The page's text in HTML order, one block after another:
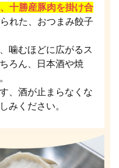
十勝産豚肉を掛け合
れた、おつまみ餃子
噛むほどに広がるス
ろん、日本酒や焼
、酒が止まらなくな
みください。